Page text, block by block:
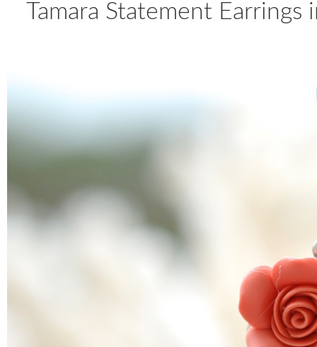
Tamara Statement